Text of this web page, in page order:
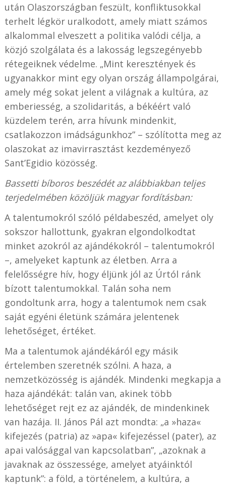
után Olaszországban feszült, konfliktusokkal
terhelt légkör uralkodott, amely miatt számos
alkalommal elveszett a politika valódi célja, a
közjó szolgálata és a lakosság legszegényebb
rétegeiknek védelme. „Mint keresztények és
ugyanakkor mint egy olyan ország állampolgárai,
amely még sokat jelent a világnak a kultúra, az
emberiesség, a szolidaritás, a békéért való
küzdelem terén, arra hívunk mindenkit,
csatlakozzon imádságunkhoz” – szólította meg az
olaszokat az imavirrasztást kezdeményező
Sant’Egidio közösség.
Bassetti bíboros beszédét az alábbiakban teljes
terjedelmében közöljük magyar fordításban:
A talentumokról szóló példabeszéd, amelyet oly
sokszor hallottunk, gyakran elgondolkodtat
minket azokról az ajándékokról – talentumokról
–, amelyeket kaptunk az életben. Arra a
felelősségre hív, hogy éljünk jól az Úrtól ránk
bízott talentumokkal. Talán soha nem
gondoltunk arra, hogy a talentumok nem csak
saját egyéni életünk számára jelentenek
lehetőséget, értéket.
Ma a talentumok ajándékáról egy másik
értelemben szeretnék szólni. A haza, a
nemzetközösség is ajándék. Mindenki megkapja a
haza ajándékát: talán van, akinek több
lehetőséget rejt ez az ajándék, de mindenkinek
van hazája. II. János Pál azt mondta: „a »haza«
kifejezés (patria) az »apa« kifejezéssel (pater), az
apai valósággal van kapcsolatban”, „azoknak a
javaknak az összessége, amelyet atyáinktól
kaptunk”: a föld, a történelem, a kultúra, a